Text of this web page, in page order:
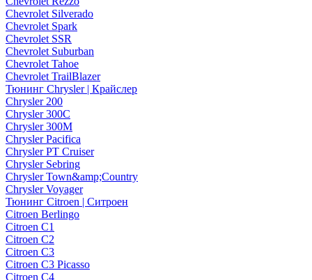
Chevrolet Silverado
Chevrolet Spark
Chevrolet SSR
Chevrolet Suburban
Chevrolet Tahoe
Chevrolet TrailBlazer
Тюнинг Chrysler | Крайслер
Chrysler 200
Chrysler 300C
Chrysler 300M
Chrysler Pacifica
Chrysler PT Cruiser
Chrysler Sebring
Chrysler Town&amp;Country
Chrysler Voyager
Тюнинг Citroen | Ситроен
Citroen Berlingo
Citroen C1
Citroen C2
Citroen C3
Citroen C3 Picasso
Citroen C4